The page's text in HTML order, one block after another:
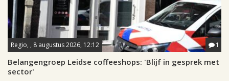
Regio, , 8 augustus 2026, 12:12 1
Belangengroep Leidse coffeeshops: 'Blijf in gesprek met
sector'